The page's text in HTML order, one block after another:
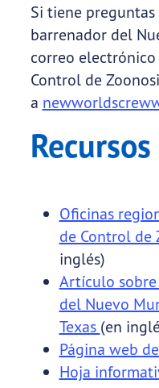
Si tiene
barrenador del
correo
Control de
a
Recursos
Oficinas
de Control de
inglés)
Artículo
del Nuevo
Texas (en
Página web
Hoja